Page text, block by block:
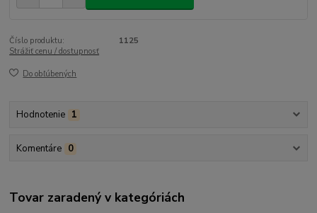
Číslo produktu:
1125
Strážiť cenu / dostupnosť
Do obľúbených
Hodnotenie 1
Komentáre 0
Tovar zaradený v kategóriách